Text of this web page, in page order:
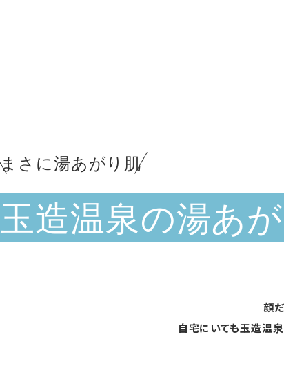
まさに湯あがり肌
玉造温泉の湯あ
顔
自宅にいても玉造温泉